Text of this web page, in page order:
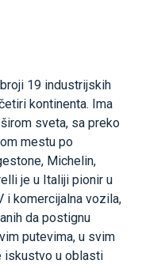
19 industrijskih
kontinenta. Ima
sveta, sa preko
mestu po
Michelin,
je u Italiji pionir u
i komercijalna vozila,
da postignu
putevima, u svim
iskustvo u oblasti